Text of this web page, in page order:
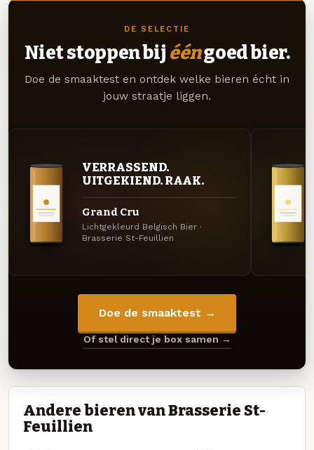
DE SELECTIE
Niet stoppen bij ééngoed bier.
Doe de smaaktest en ontdek welke bieren écht in
jouw straatje liggen.
VERRASSEND.
UITGEKIEND. RAAK.
Grand Cru
Lichtgekleurd Belgisch Bier ·
Brasserie St-Feuillien
Doe de smaaktest →
Of stel direct je box samen →
Andere bieren van Brasserie St-
Feuillien